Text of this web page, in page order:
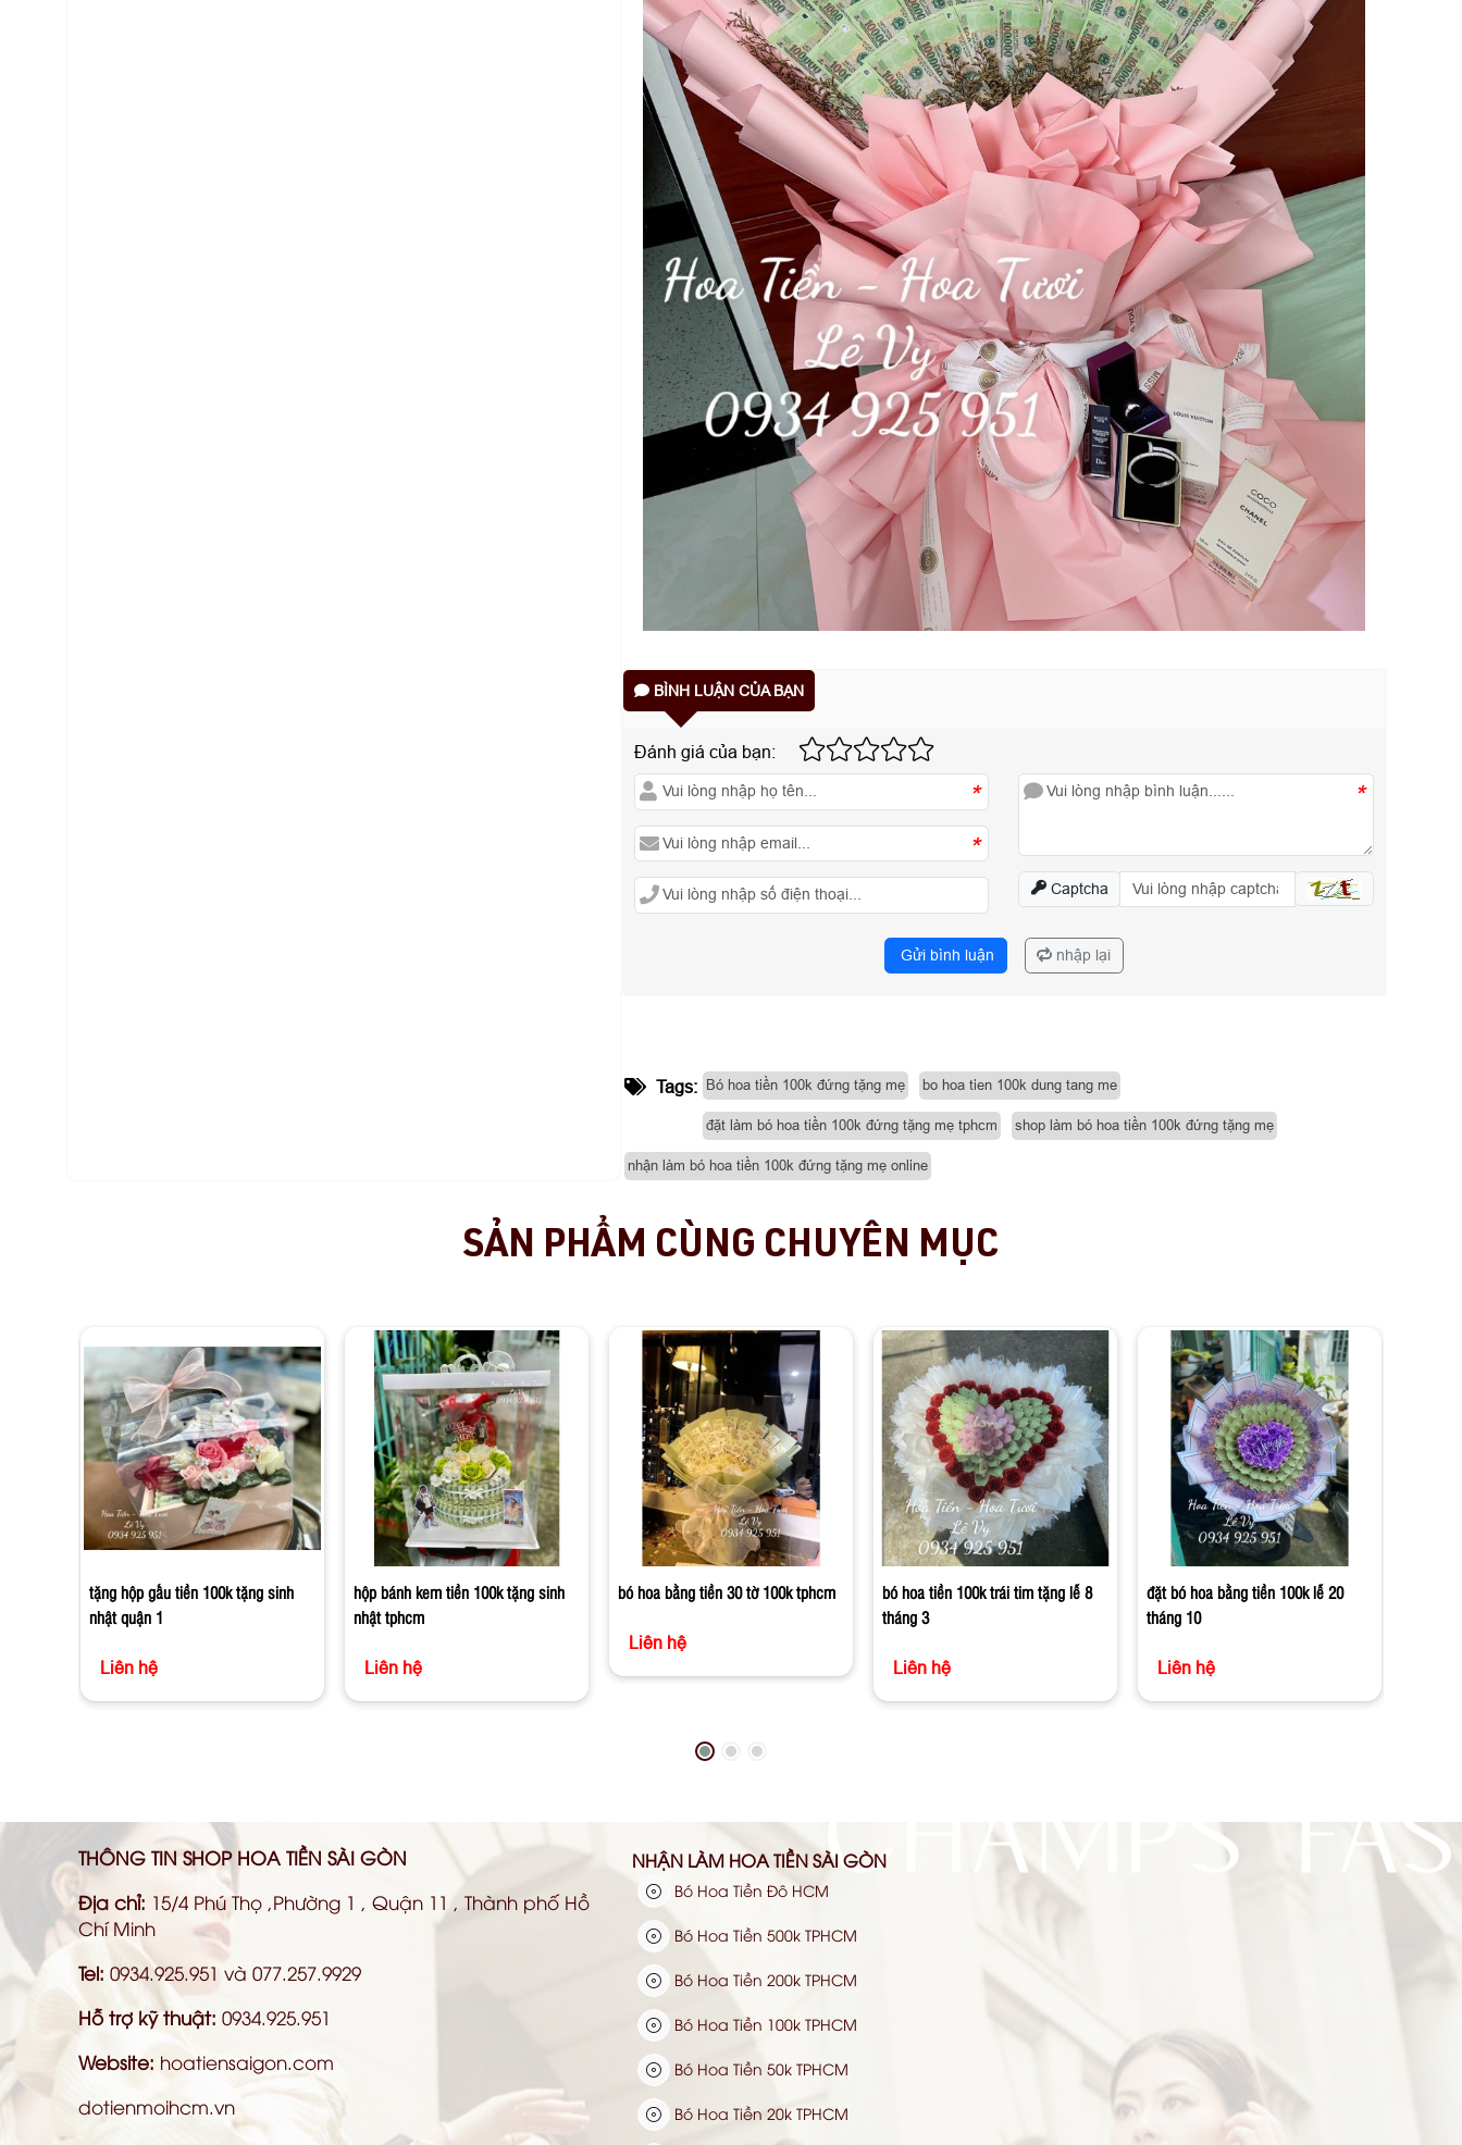
BÌNH LUẬN CỦA BẠN
Đánh giá của bạn:
*
*
*
Captcha
Gửi bình luận nhập lại
Tags: Bó hoa tiền 100k đứng tặng mẹ bo hoa tien 100k dung tang me
đặt làm bó hoa tiền 100k đứng tặng mẹ tphcm shop làm bó hoa tiền 100k đứng tặng mẹ
nhận làm bó hoa tiền 100k đứng tặng mẹ online
SẢN PHẨM CÙNG CHUYÊN MỤC
tặng hộp gấu tiền 100k tặng sinh
nhật quận 1
Liên hệ
hộp bánh kem tiền 100k tặng sinh
nhật tphcm
Liên hệ
bó hoa bằng tiền 30 tờ 100k tphcm
Liên hệ
bó hoa tiền 100k trái tim tặng lễ 8
tháng 3
Liên hệ
đặt bó hoa bằng tiền 100k lễ 20
tháng 10
Liên hệ
THÔNG TIN SHOP HOA TIỀN SÀI GÒN
Địa chỉ: 15/4 Phú Thọ ,Phường 1 , Quận 11 , Thành phố Hồ
Chí Minh
Tel: 0934.925.951 và 077.257.9929
Hỗ trợ kỹ thuật: 0934.925.951
Website: hoatiensaigon.com
dotienmoihcm.vn
NHẬN LÀM HOA TIỀN SÀI GÒN
Bó Hoa Tiền Đô HCM
Bó Hoa Tiền 500k TPHCM
Bó Hoa Tiền 200k TPHCM
Bó Hoa Tiền 100k TPHCM
Bó Hoa Tiền 50k TPHCM
Bó Hoa Tiền 20k TPHCM